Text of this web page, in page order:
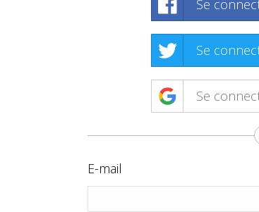
Se
Se
Se
E-mail